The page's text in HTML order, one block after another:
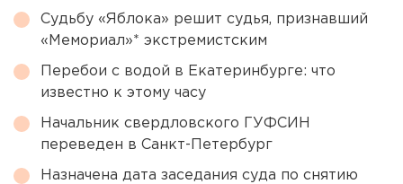
Судьбу «Яблока» решит судья, признавший
«Мемориал»* экстремистским
Перебои с водой в Екатеринбурге: что
известно к этому часу
Начальник свердловского ГУФСИН
переведен в Санкт-Петербург
Назначена дата заседания суда по снятию